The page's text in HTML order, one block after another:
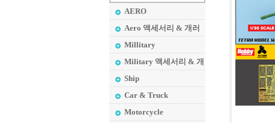
AERO
Aero 액세서리 & 개러
지 메이커
Millitary
Military 액세서리 & 개
러지 메이커
Ship
Car & Truck
Motorcycle